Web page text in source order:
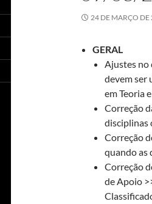
24 DE MARÇO DE
GERAL
Ajustes no
devem ser
em Teoria
Correção
disciplinas
Correção
quando as
Correção
de Apoio